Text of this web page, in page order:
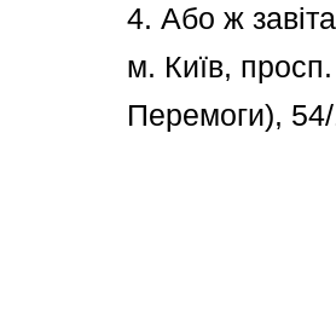
4. Або ж
м. Київ,
Перемоги),